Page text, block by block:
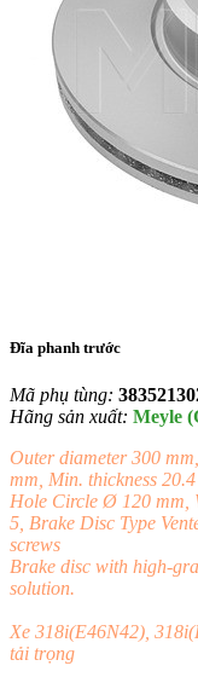
Đĩa phanh trước
Mã phụ tùng:
Hãng sản xuất: Meyle
Outer diameter 300
mm, Min. thickness
Hole Circle Ø 120 mm,
5, Brake Disc Type
screws
Brake disc with high-
solution.
Xe 318i(E46N42),
tải trọng